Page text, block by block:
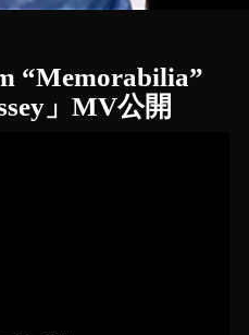
“Memorabilia”
」MV公開